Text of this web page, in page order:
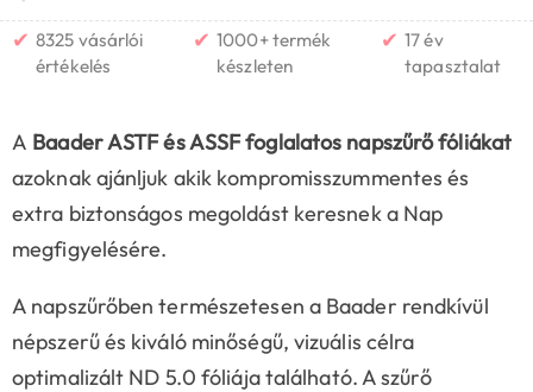
✔ 8325 vásárlói
értékelés
✔ 1000+ termék
készleten
✔ 17 év
tapasztalat
A Baader ASTF és ASSF foglalatos napszűrő fóliákat
azoknak ajánljuk akik kompromisszummentes és
extra biztonságos megoldást keresnek a Nap
megfigyelésére.
A napszűrőben természetesen a Baader rendkívül
népszerű és kiváló minőségű, vizuális célra
optimalizált ND 5.0 fóliája található. A szűrő